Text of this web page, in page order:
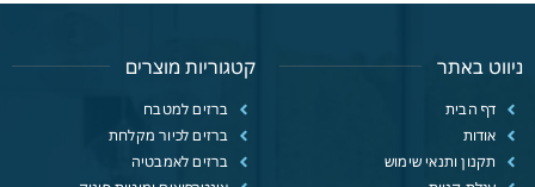
ניווט באתר
דף הבית
אודות
תקנון ותנאי שימוש
קטגוריות מוצרים
ברזים למטבח
ברזים לכיור מקלחת
ברזים לאמבטיה